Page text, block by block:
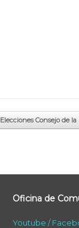
Elecciones Consejo de
Oficina de
Youtube /